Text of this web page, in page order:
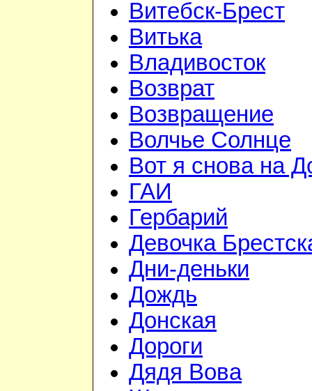
Витебск-Брест
Витька
Владивосток
Возврат
Возвращение
Волчье Солнце
Вот я снова на
ГАИ
Гербарий
Девочка
Дни-деньки
Дождь
Донская
Дороги
Дядя Вова